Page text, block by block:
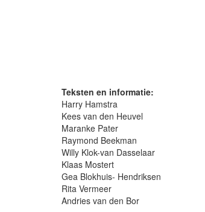
Teksten en informatie:
Harry Hamstra
Kees van den Heuvel
Maranke Pater
Raymond Beekman
Willy Klok-van Dasselaar
Klaas Mostert
Gea Blokhuis- Hendriksen
Rita Vermeer
Andries van den Bor